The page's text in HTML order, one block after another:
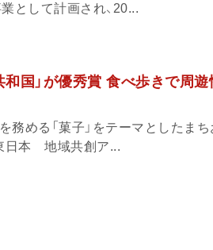
として計画され、20...
国」が優秀賞 食べ歩きで周
務める「菓子」をテーマとしたま
日本 地域共創ア...